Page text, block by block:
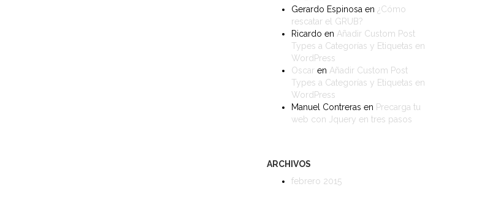
Gerardo Espinosa en ¿Cómo
rescatar el GRUB?
Ricardo en Añadir Custom Post
Types a Categorías y Etiquetas en
WordPress
Oscaren Añadir Custom Post
Types a Categorías y Etiquetas en
WordPress
Manuel Contreras en Precarga tu
web con Jquery en tres pasos
ARCHIVOS
febrero 2015